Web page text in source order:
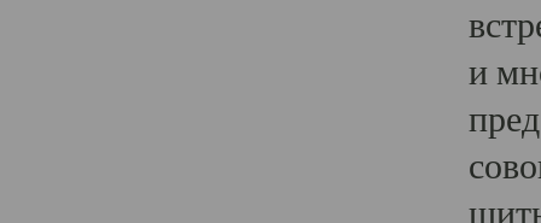
и